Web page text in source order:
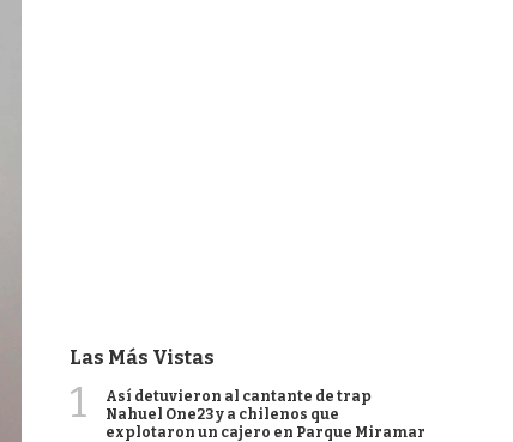
Las Más Vistas
1
Así detuvieron al cantante de trap
Nahuel One23 y a chilenos que
explotaron un cajero en Parque Miramar